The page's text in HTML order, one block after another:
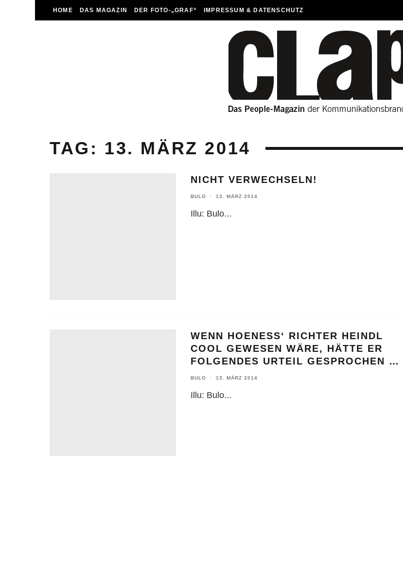
HOME DAS MAGAZIN DER FOTO-„GRAF“ IMPRESSUM & DATENSCHUTZ
TAG: 13. MÄRZ 2014
NICHT VERWECHSELN!
BULO · 13. MÄRZ 2014
Illu: Bulo...
WENN HOENESS‘ RICHTER HEINDL
COOL GEWESEN WÄRE, HÄTTE ER
FOLGENDES URTEIL GESPROCHEN …
BULO · 13. MÄRZ 2014
Illu: Bulo...